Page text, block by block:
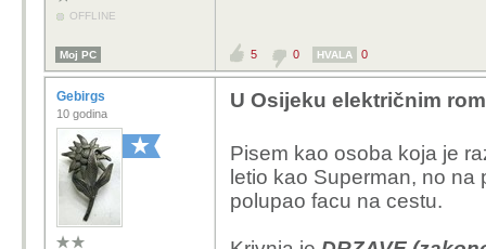
OFFLINE
Moj PC 5 0 HVALA 0
Gebirgs
10 godina
U Osijeku električnim
Pisem kao osoba koja je
letio kao Superman, no na
polupao facu na cestu.